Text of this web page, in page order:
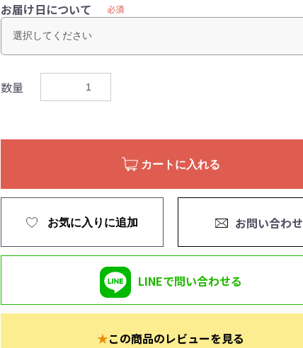
お届け日について 必須
数量
カートに入れる
お気に入りに追加 お問い合わせ
LINEで問い合わせる
★この商品のレビューを見る